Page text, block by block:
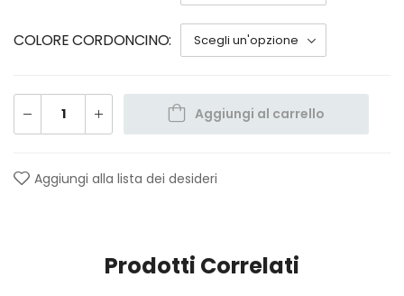
COLORE CORDONCINO
Aggiungi al carrello
Aggiungi alla lista dei desideri
Prodotti Correlati